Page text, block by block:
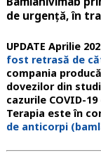
de urgență, în
UPDATE Aprilie
fost retrasă de
compania
dovezilor din
cazurile COVID-
Terapia este în
de anticorpi